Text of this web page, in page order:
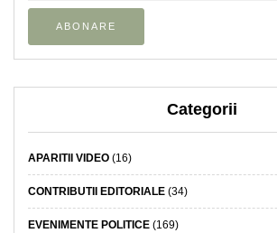
Categorii
APARITII VIDEO (16)
CONTRIBUTII EDITORIALE (34)
EVENIMENTE POLITICE (169)